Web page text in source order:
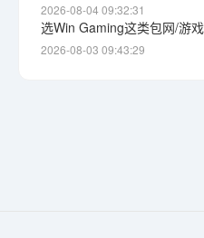
2026-08-04 09:32:31
2026-08-03 09:43:29